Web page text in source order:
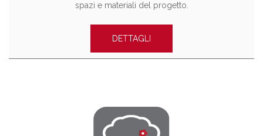
spazi e materiali del progetto.
DETTAGLI